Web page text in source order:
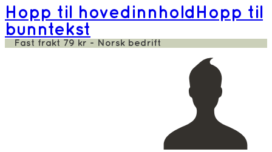
Hopp til hovedinnhold Hopp til
bunntekst
Fast frakt 79 kr - Norsk bedrift